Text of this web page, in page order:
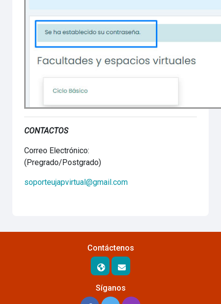
CONTACTOS
Correo Electrónico:
(Pregrado/Postgrado)
soporteujapvirtual@gmail.com
Contáctenos
Síganos